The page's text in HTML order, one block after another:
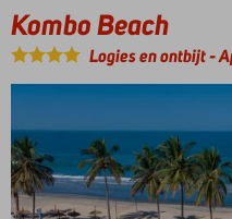
restaurants,
terrasjes en
winkels
splash pool!
All
Inclusive
genieten
Kombo Beach
Logies en ontbijt-